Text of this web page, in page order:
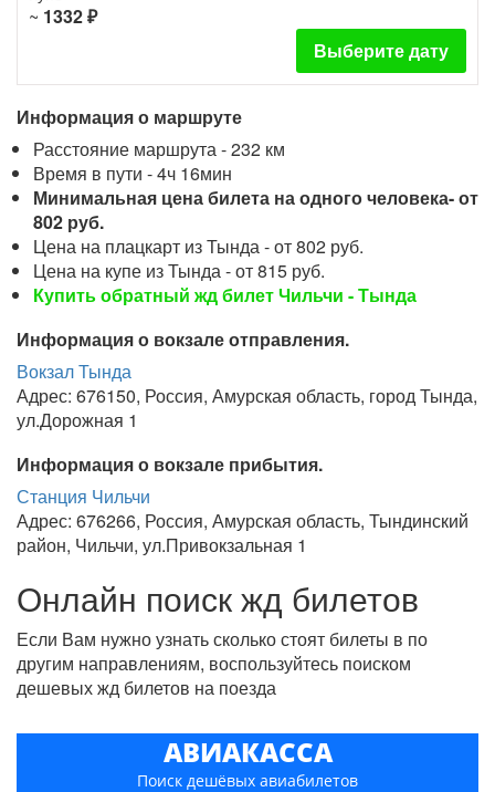
~ 1332 ₽
Выберите дату
Информация о маршруте
Расстояние маршрута - 232 км
Время в пути - 4ч 16мин
Минимальная цена билета на одного человека- от
802 руб.
Цена на плацкарт из Тында - от 802 руб.
Цена на купе из Тында - от 815 руб.
Купить обратный жд билет Чильчи - Тында
Информация о вокзале отправления.
Вокзал Тында
Адрес: 676150, Россия, Амурская область, город Тында,
ул.Дорожная 1
Информация о вокзале прибытия.
Станция Чильчи
Адрес: 676266, Россия, Амурская область, Тындинский
район, Чильчи, ул.Привокзальная 1
Онлайн поиск жд билетов
Если Вам нужно узнать сколько стоят билеты в по
другим направлениям, воспользуйтесь поиском
дешевых жд билетов на поезда
АВИАКАССА
Поиск дешёвых авиабилетов